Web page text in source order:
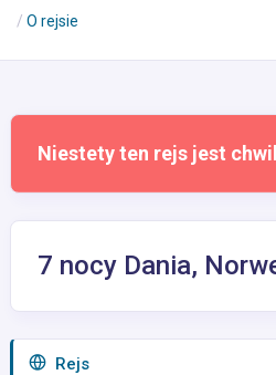
O rejsie
Niestety ten rejs jest
7 nocy Dania,
Rejs